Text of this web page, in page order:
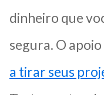
dinheiro que
segura. O
a tirar seus